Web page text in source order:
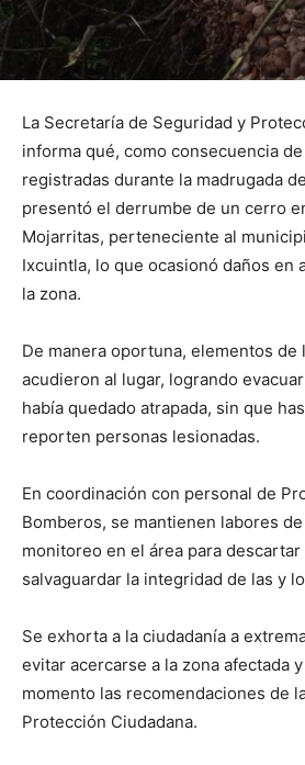
La Secretaría de Seguridad y
informa qué, como consecuencia
registradas durante la madrugada
presentó el derrumbe de un cerro
Mojarritas, perteneciente al
Ixcuintla, lo que ocasionó daños en
la zona.
De manera oportuna, elementos de
acudieron al lugar, logrando
había quedado atrapada, sin que
reporten personas lesionadas.
En coordinación con personal de
Bomberos, se mantienen labores
monitoreo en el área para
salvaguardar la integridad de las y
Se exhorta a la ciudadanía a
evitar acercarse a la zona afectada
momento las recomendaciones de
Protección Ciudadana.